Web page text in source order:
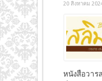
20 สิงหาคม
หนังสือวาร